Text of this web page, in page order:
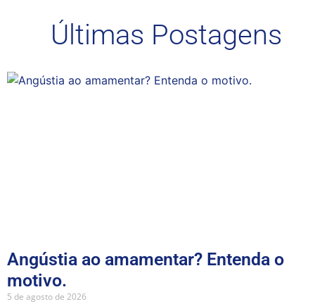
Últimas Postagens
Angústia ao amamentar? Entenda o
motivo.
5 de agosto de 2026